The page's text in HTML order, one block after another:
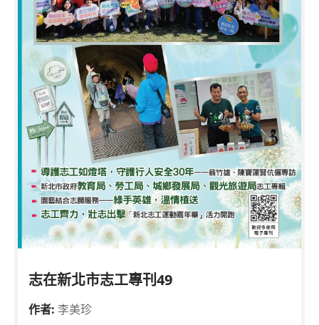
志在新北市志工專刊49
作者: 李美珍